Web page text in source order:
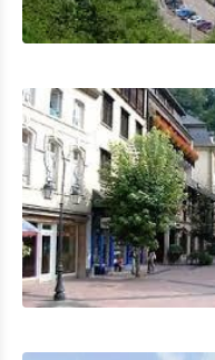
Eat & Sleep
Petite restauration
Hébergements avec
Hébergements privés
Autres
Agenda
Actualités